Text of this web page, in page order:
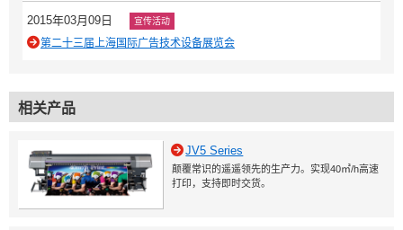
2015年03月09日 宣传活动
第二十三届上海国际广告技术设备展览会
相关产品
JV5 Series
颠覆常识的遥遥领先的生产力。实现40㎡/h高速
打印，支持即时交货。